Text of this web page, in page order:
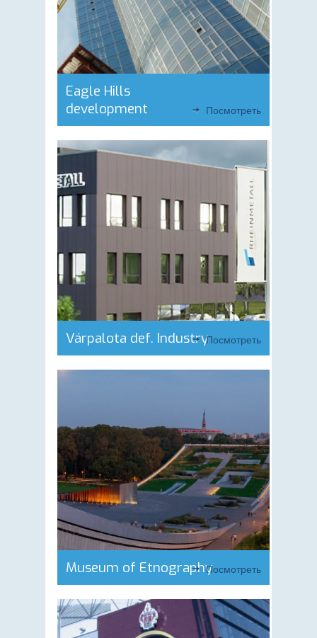
Eagle Hills
development
Посмотреть
Várpalota def. IndustryПосмотреть
Museum of EtnographyПосмотреть